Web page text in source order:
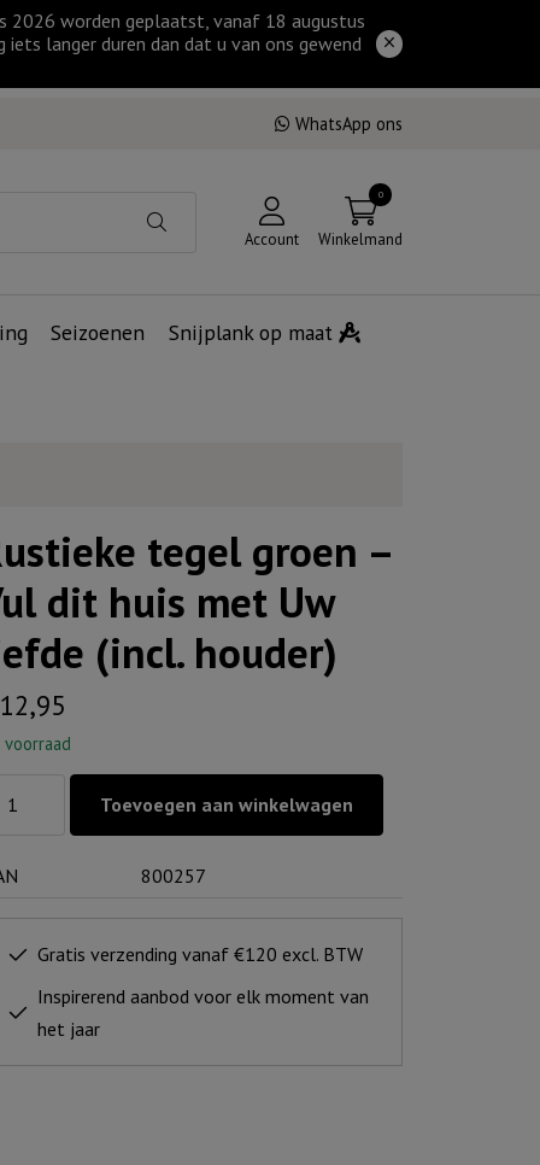
2026 worden geplaatst, vanaf 18 augustus
langer duren dan dat u van ons gewend
WhatsApp ons
Account
0
Winkelmand
Seizoenen Snijplank op maat
tegel groen –
dit huis met Uw
(incl. houder)
voorraad
Toevoegen aan winkelwagen
800257
Gratis verzending vanaf €120 excl. BTW
Inspirerend aanbod voor elk moment van
het jaar